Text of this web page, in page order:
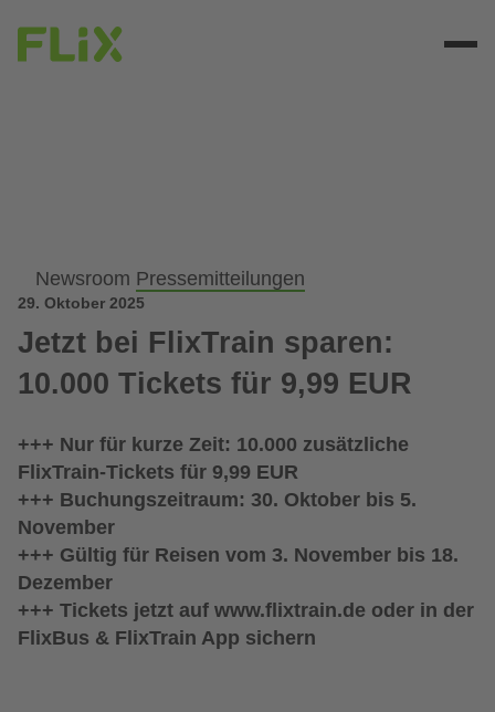
Newsroom Pressemitteilungen
29. Oktober 2025
Jetzt bei FlixTrain sparen:
10.000 Tickets für 9,99 EUR
+++ Nur für kurze Zeit: 10.000 zusätzliche
FlixTrain-Tickets für 9,99 EUR
+++ Buchungszeitraum: 30. Oktober bis 5.
November
+++ Gültig für Reisen vom 3. November bis 18.
Dezember
+++ Tickets jetzt auf www.flixtrain.de oder in der
FlixBus & FlixTrain App sichern